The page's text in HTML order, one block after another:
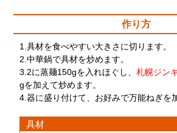
作り方
1.具材を食べやすい大きさに切ります。
2.中華鍋で具材を炒めます。
3.2に蒸麺150gを入れほぐし、札幌ジン
gを加えて炒めます。
4.器に盛り付けて、お好みで万能ねぎを
具材